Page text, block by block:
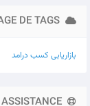
بازاریابی کسب درامد